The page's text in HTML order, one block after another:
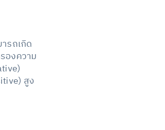
รถเกิด
องความ
สูง